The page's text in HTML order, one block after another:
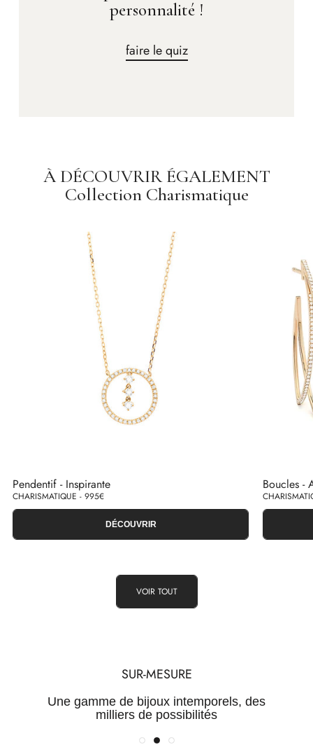
personnalité !
faire le quiz
À DÉCOUVRIR ÉGALEMENT
Collection Charismatique
Pendentif - Inspirante
CHARISMATIQUE - 995€
DÉCOUVRIR
Boucles -
VOIR TOUT
métaux rares
SUR-MESURE
Une gamme de bijoux intemporels, des
milliers de possibilités
valeur pour des prix justes